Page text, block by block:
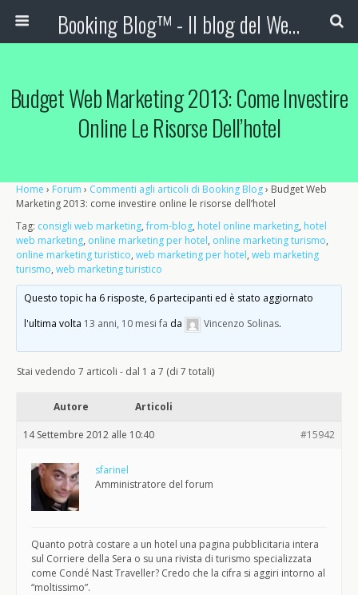
Booking Blog™ - Il blog del Web Marketing Turistico
Budget Web Marketing 2013: Come Investire
Online Le Risorse Dell’hotel
Home › Forum › Commenti agli articoli di Booking Blog› Budget Web
Marketing 2013: come investire online le risorse dell’hotel
Tag: consigli web marketing,from-blog, hotel online marketing, hotel
web marketing, online marketing per hotel, online marketing turismo,
online marketing turistico, web marketing per hotel, web marketing
turismo, web marketing turistico
Questo topic ha 6 risposte, 6 partecipanti ed è stato aggiornato
l'ultima volta 13 anni, 10 mesi fa da Vincenzo Solinas.
Stai vedendo 7 articoli - dal 1 a 7 (di 7 totali)
Autore Articoli
14 Settembre 2012 alle 10:40 #15942
sfarinel
Amministratore del forum
Quanto potrà costare a un hotel una pagina pubblicitaria intera
sul Corriere della Sera o su una rivista di turismo specializzata
come Condé Nast Traveller? Credo che la cifra si aggiri intorno al
“moltissimo”.